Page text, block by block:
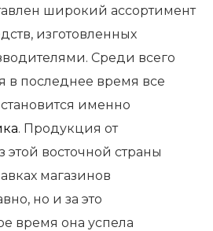
широкий ассортимент
изготовленных
Среди всего
в последнее время все
именно
. Продукция от
восточной страны
магазинов
но и за это
время она успела